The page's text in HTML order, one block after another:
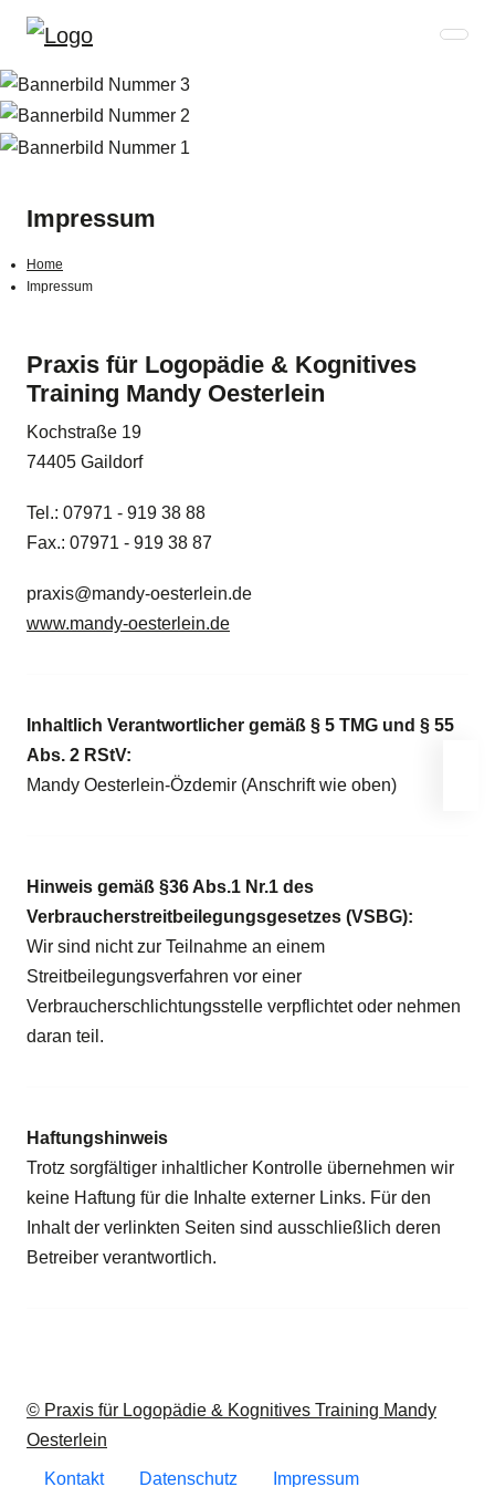
Impressum
Home
Impressum
Praxis für Logopädie & Kognitives
Training Mandy Oesterlein
Kochstraße 19
74405 Gaildorf
Tel.: 07971 - 919 38 88
Fax.: 07971 - 919 38 87
praxis@mandy-oesterlein.de
www.mandy-oesterlein.de
Inhaltlich Verantwortlicher gemäß § 5 TMG und § 55
Abs. 2 RStV:
Mandy Oesterlein-Özdemir (Anschrift wie oben)
Hinweis gemäß §36 Abs.1 Nr.1 des
Verbraucherstreitbeilegungsgesetzes (VSBG):
Wir sind nicht zur Teilnahme an einem
Streitbeilegungsverfahren vor einer
Verbraucherschlichtungsstelle verpflichtet oder nehmen
daran teil.
Haftungshinweis
Trotz sorgfältiger inhaltlicher Kontrolle übernehmen wir
keine Haftung für die Inhalte externer Links. Für den
Inhalt der verlinkten Seiten sind ausschließlich deren
Betreiber verantwortlich.
© Praxis für Logopädie & Kognitives Training Mandy
Oesterlein
Kontakt Datenschutz Impressum